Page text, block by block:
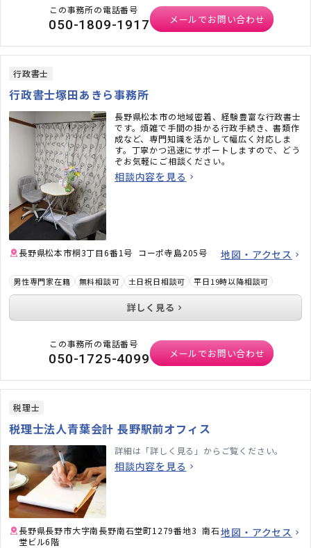
この事務所の電話番号
050-1809-1917 メールでお問い合わせ
行政書士
行政書士塚田あきら事務所
長野県松本市の地域密着、経験豊富な行政書士
です。煩雑で手間の掛かる行政手続き、書類作
成など、専門知識を活かして幅広く対応しま
す。丁寧かつ迅速にサポートしますので、どう
ぞお気軽にご相談ください。
相談内容を見る
長野県松本市桐3丁目6番1号 コーポ寺島205号 地図・アクセス
男性専門家在籍 無料相談可 土日祝日相談可 平日19時以降相談可
詳しく見る
この事務所の電話番号
050-1725-4099 メールでお問い合わせ
税理士
税理士法人青葉会計 長野駅前オフィス
詳細は「詳しく見る」からご覧ください。
相談内容を見る
長野県長野市大字南長野南石堂町1279番地3 南石
堂ビル6階
地図・アクセス